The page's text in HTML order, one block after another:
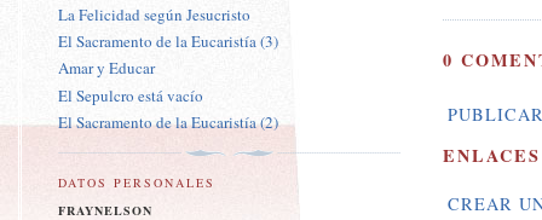
0
CREAR
La Felicidad según Jesucristo
El Sacramento de la Eucaristía (3)
Amar y Educar
El Sepulcro está vacío
El Sacramento de la Eucaristía (2)
DATOS PERSONALES
FRAYNELSON